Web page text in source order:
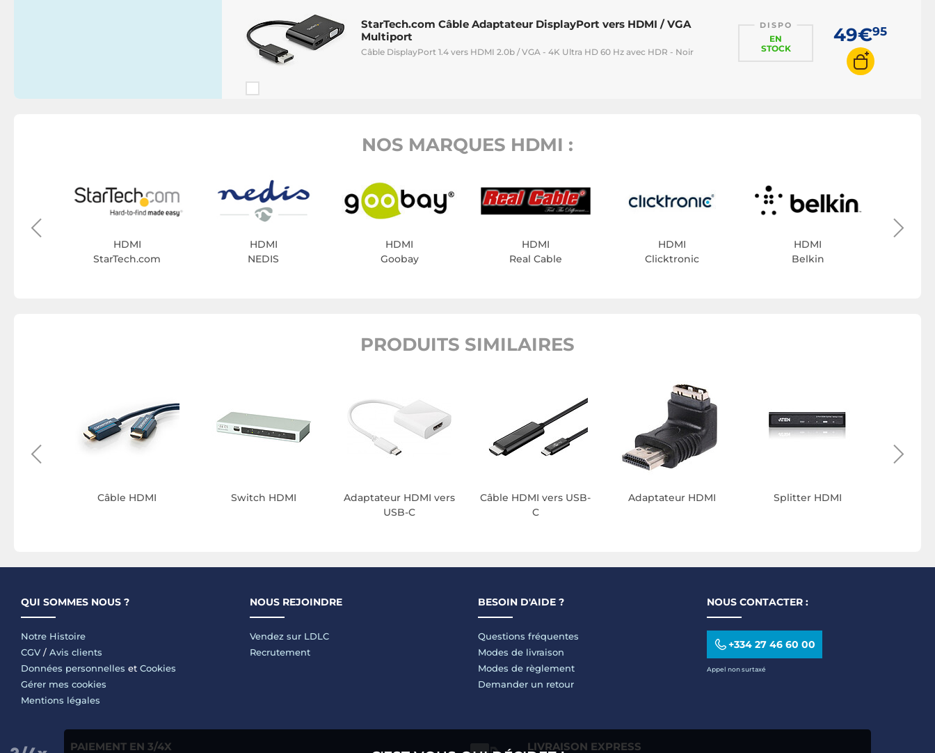
StarTech.com Câble Adaptateur DisplayPort vers HDMI / VGA
Multiport
Câble DisplayPort 1.4 vers HDMI 2.0b / VGA - 4K Ultra HD 60 Hz avec HDR - Noir
DISPO
EN
STOCK
49€95
NOS MARQUES HDMI :
HDMI
StarTech.com
HDMI
NEDIS
HDMI
Goobay
HDMI
Real Cable
HDMI
Clicktronic
HDMI
Belkin
PRODUITS SIMILAIRES
Câble HDMI Switch HDMI
Adaptateur HDMI vers
USB-C
Câble HDMI vers USB-
C
Adaptateur HDMI Splitter HDMI
QUI SOMMES NOUS ?
Notre Histoire
CGV / Avis clients
Données personnelles et Cookies
Gérer mes cookies
Mentions légales
NOUS REJOINDRE
Vendez sur LDLC
Recrutement
BESOIN D'AIDE ?
Questions fréquentes
Modes de livraison
Modes de règlement
Demander un retour
NOUS CONTACTER :
+334 27 46 60 00
Appel non surtaxé
PAIEMENT EN 3/4X LIVRAISON EXPRESS